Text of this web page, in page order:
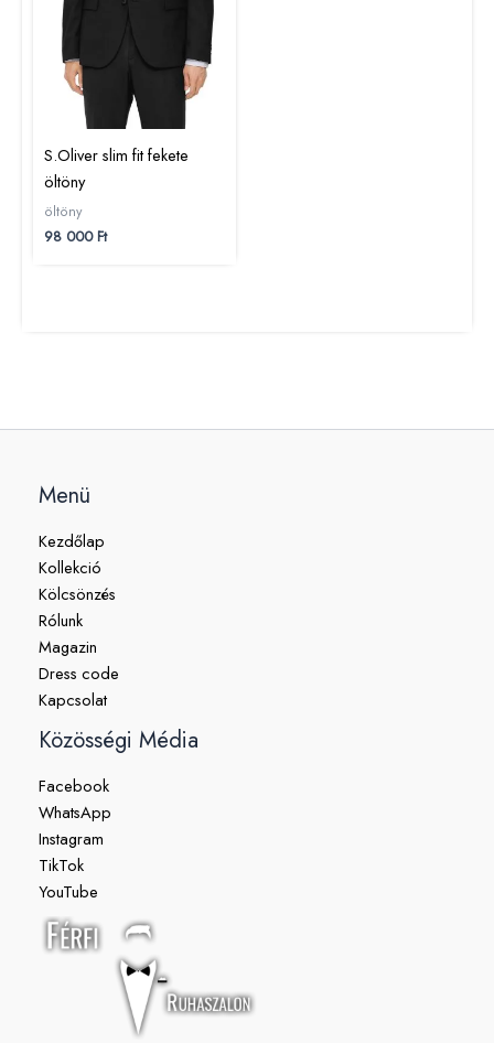
S.Oliver slim fit fekete
öltöny
öltöny
98 000Ft
Menü
Kezdőlap
Kollekció
Kölcsönzés
Rólunk
Magazin
Dress code
Kapcsolat
Közösségi Média
Facebook
WhatsApp
Instagram
TikTok
YouTube